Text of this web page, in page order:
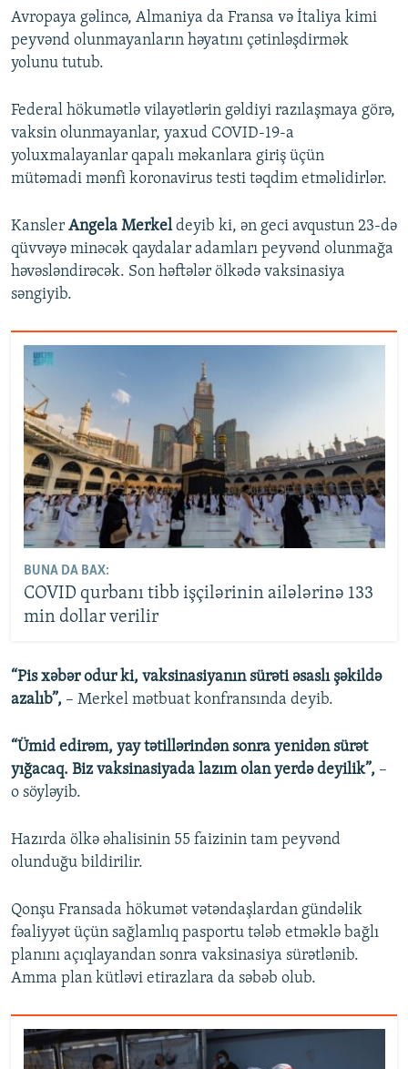
Avropaya gəlincə, Almaniya da Fransa və İtaliya kimi
peyvənd olunmayanların həyatını çətinləşdirmək
yolunu tutub.
Federal hökumətlə vilayətlərin gəldiyi razılaşmaya görə,
vaksin olunmayanlar, yaxud COVID-19-a
yoluxmalayanlar qapalı məkanlara giriş üçün
mütəmadi mənfi koronavirus testi təqdim etməlidirlər.
Kansler Angela Merkeldeyib ki, ən geci avqustun 23-də
qüvvəyə minəcək qaydalar adamları peyvənd olunmağa
həvəsləndirəcək. Son həftələr ölkədə vaksinasiya
səngiyib.
BUNA DA BAX:
COVID qurbanı tibb işçilərinin ailələrinə 133
min dollar verilir
“Pis xəbər odur ki, vaksinasiyanın sürəti əsaslı şəkildə
azalıb”, – Merkel mətbuat konfransında deyib.
“Ümid edirəm, yay tətillərindən sonra yenidən sürət
yığacaq. Biz vaksinasiyada lazım olan yerdə deyilik”, –
o söyləyib.
Hazırda ölkə əhalisinin 55 faizinin tam peyvənd
olunduğu bildirilir.
Qonşu Fransada hökumət vətəndaşlardan gündəlik
fəaliyyət üçün sağlamlıq pasportu tələb etməklə bağlı
planını açıqlayandan sonra vaksinasiya sürətlənib.
Amma plan kütləvi etirazlara da səbəb olub.